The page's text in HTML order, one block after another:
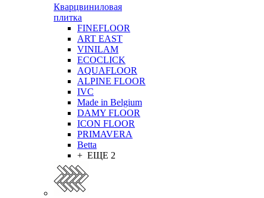
Кварцвиниловая
плитка
FINEFLOOR
ART EAST
VINILAM
ECOCLICK
AQUAFLOOR
ALPINE FLOOR
IVC
Made in Belgium
DAMY FLOOR
ICON FLOOR
PRIMAVERA
Betta
+ ЕЩЕ 2